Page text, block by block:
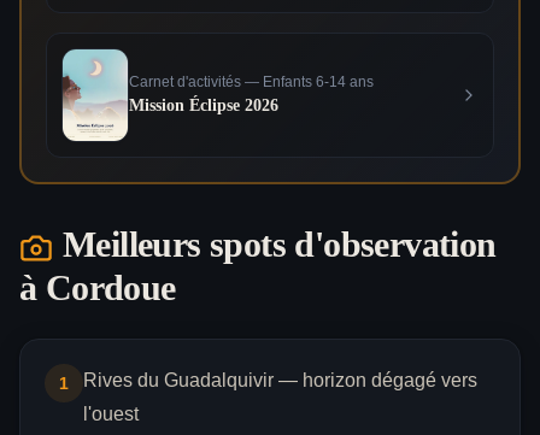
Carnet d'activités — Enfants 6-14 ans
Mission Éclipse 2026
Meilleurs spots d'observation
à Cordoue
1
Rives du Guadalquivir — horizon dégagé vers
l'ouest